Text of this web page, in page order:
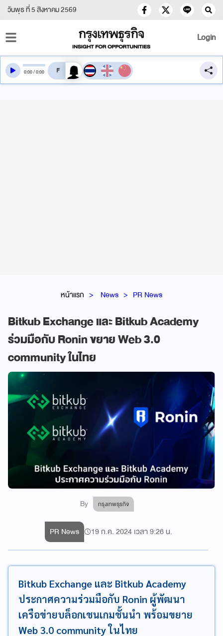
วันพุธ ที่ 5 สิงหาคม 2569
Login
หน้าแรก News PR News
Bitkub Exchange และ Bitkub Academy
ร่วมมือกับ Ronin ขยาย Web 3.0
community ในไทย
By กรุงเทพธุรกิจ
0:00/0:00 สลับเสียงอ่าน
PR News 19 ก.ค. 2024 เวลา 9:26 น.
Bitkub Exchange และ Bitkub Academy
ประกาศความร่วมมือกับ Ronin ผู้พัฒนา
เครือข่ายบล็อกเชนเกมชั้นนำ พร้อมขยาย
Web 3.0 community ในไทย